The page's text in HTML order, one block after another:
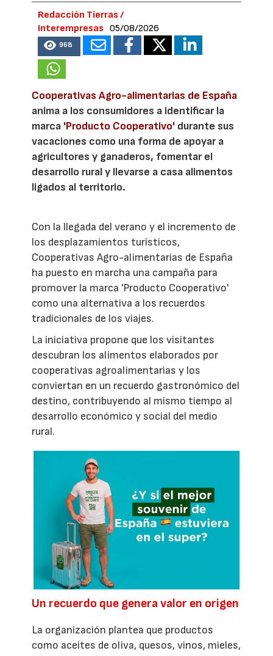
Redacción Tierras /
Interempresas
05/08/2026
968
Cooperativas Agro-alimentarias de España
anima a los consumidores a identificar la
marca 'Producto Cooperativo' durante sus
vacaciones como una forma de apoyar a
agricultores y ganaderos, fomentar el
desarrollo rural y llevarse a casa alimentos
ligados al territorio.
Con la llegada del verano y el incremento de
los desplazamientos turísticos,
Cooperativas Agro-alimentarias de España
ha puesto en marcha una campaña para
promover la marca 'Producto Cooperativo'
como una alternativa a los recuerdos
tradicionales de los viajes.
La iniciativa propone que los visitantes
descubran los alimentos elaborados por
cooperativas agroalimentarias y los
conviertan en un recuerdo gastronómico del
destino, contribuyendo al mismo tiempo al
desarrollo económico y social del medio
rural.
Un recuerdo que genera valor en origen
La organización plantea que productos
como aceites de oliva, quesos, vinos, mieles,